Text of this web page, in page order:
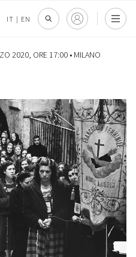
IT | EN
2020, ORE 17:00 • MILANO